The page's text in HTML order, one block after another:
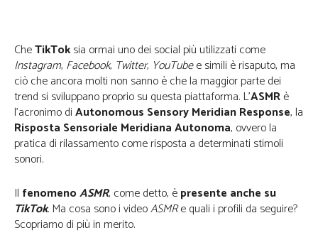
CheTikToksia ormai uno dei social più utilizzati come
Instagram, Facebook, Twitter, YouTubee simili è risaputo, ma
ciò che ancora molti non sanno è che la maggior parte dei
trend si sviluppano proprio su questa piattaforma. L’ASMRè
l’acronimo diAutonomous Sensory Meridian Response, la
Risposta Sensoriale Meridiana Autonoma, ovvero la
pratica di rilassamento come risposta a determinati stimoli
sonori.
Il fenomenoASMR, come detto, èpresente anche su
TikTok. Ma cosa sono i videoASMRe quali i profili da seguire?
Scopriamo di più in merito.